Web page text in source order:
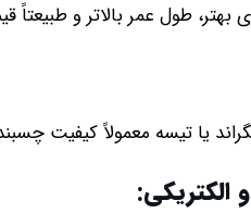
طول عمر بالاتر و طبیعتاً
الکتریکی: